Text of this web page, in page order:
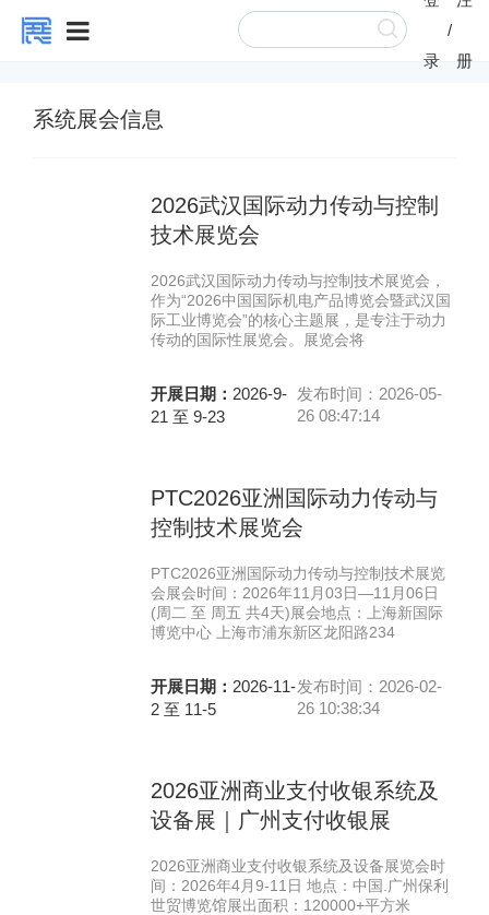
录
/
册
系统展会信息
2026武汉国际动力传动与控制
技术展览会
2026武汉国际动力传动与控制技术展览会，
作为“2026中国国际机电产品博览会暨武汉国
际工业博览会”的核心主题展，是专注于动力
传动的国际性展览会。展览会将
开展日期： 2026-9-
21 至 9-23
发布时间：2026-05-
26 08:47:14
PTC2026亚洲国际动力传动与
控制技术展览会
PTC2026亚洲国际动力传动与控制技术展览
会展会时间：2026年11月03日—11月06日
(周二 至 周五 共4天)展会地点：上海新国际
博览中心 上海市浦东新区龙阳路234
开展日期： 2026-11-
2 至 11-5
发布时间：2026-02-
26 10:38:34
2026亚洲商业支付收银系统及
设备展｜广州支付收银展
2026亚洲商业支付收银系统及设备展览会时
间：2026年4月9-11日 地点：中国.广州保利
世贸博览馆展出面积：120000+平方米